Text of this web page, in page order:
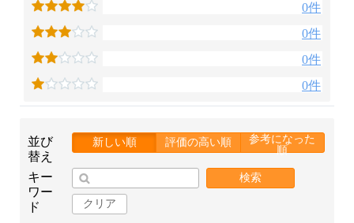
0件
0件
0件
0件
並び
替え
新しい順 評価の高い順
参考になった
順
キー
ワー
ド
検索
クリア